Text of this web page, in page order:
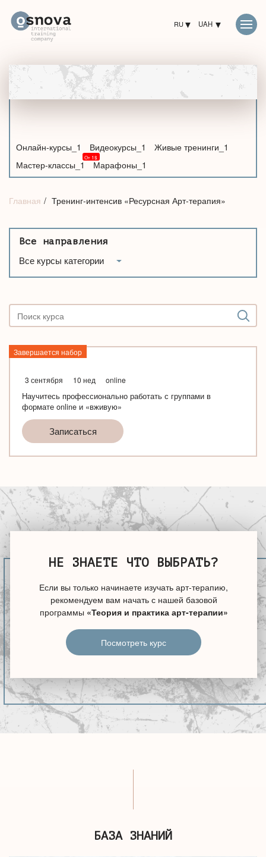
RU UAH
Онлайн-курсы_1 Видеокурсы_1
Живые тренинги_1
Мастер-классы_1
Марафоны_1
Главная Тренинг-интенсив «Ресурсная Арт-терапия»
Все направления
Все курсы категории
Завершается набор
3 сентября 10 нед online
Научитесь профессионально работать с группами в
формате online и «вживую»
Записаться
НЕ ЗНАЕТЕ ЧТО ВЫБРАТЬ?
Если вы только начинаете изучать арт-терапию,
рекомендуем вам начать с нашей базовой
программы «Теория и практика арт-терапии»
Посмотреть курс
БАЗА ЗНАНИЙ